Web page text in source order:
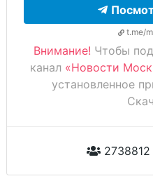
t.me/
Внимание! Чтобы
канал «Новости
установленное